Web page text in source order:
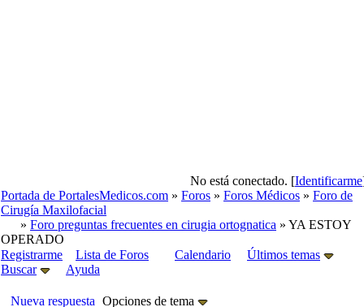
No está conectado. [Identificarme
Portada de PortalesMedicos.com » Foros » Foros Médicos » Foro de
Cirugía Maxilofacial
» Foro preguntas frecuentes en cirugia ortognatica » YA ESTOY
OPERADO
Registrarme
Lista de Foros Calendario
Últimos temas
Buscar
Ayuda
Nueva respuesta Opciones de tema